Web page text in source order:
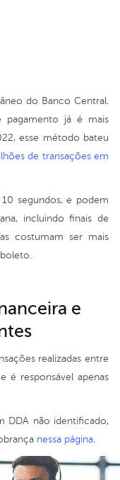
do Banco Central.
já é mais
esse método bateu
de transações em
segundos, e podem
incluindo finais de
costumam ser mais
e
realizadas entre
é responsável apenas
DDA não identificado,
nessa página.